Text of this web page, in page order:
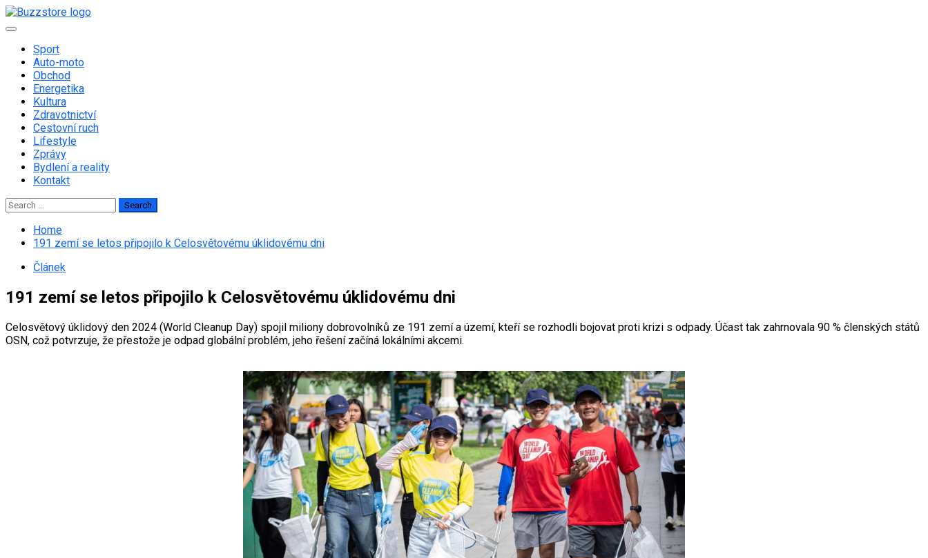
Skip
to
Primary
Sport
Auto-moto
Obchod
Energetika
Kultura
Zdravotnictví
Cestovní ruch
Lifestyle
Zprávy
Bydlení a reality
Kontakt
Search
for:
Home
191 zemí se letos připojilo k Celosvětovému úklidovému dni
Článek
191 zemí se letos připojilo k Celosvětovému úklidovému dni
Celosvětový úklidový den 2024 (World Cleanup Day) spojil miliony dobrovolníků ze 191 zemí a území, kteří se rozhodli bojovat proti krizi s odpady. Účast tak zahrnovala 90 % členských států
OSN, což potvrzuje, že přestože je odpad globální problém, jeho řešení začíná lokálními akcemi.